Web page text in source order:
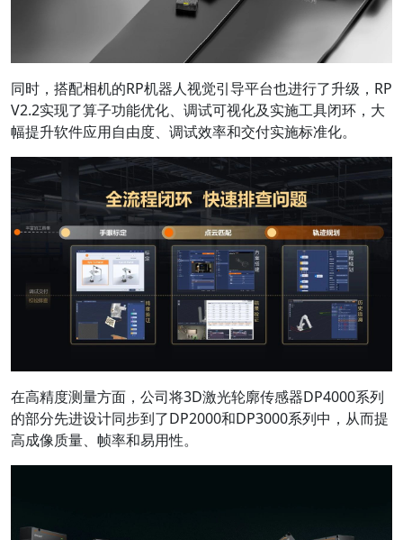
同时，搭配相机的RP机器人视觉引导平台也进行了升级，RP
V2.2实现了算子功能优化、调试可视化及实施工具闭环，大
幅提升软件应用自由度、调试效率和交付实施标准化。
在高精度测量方面，公司将3D激光轮廓传感器DP4000系列
的部分先进设计同步到了DP2000和DP3000系列中，从而提
高成像质量、帧率和易用性。